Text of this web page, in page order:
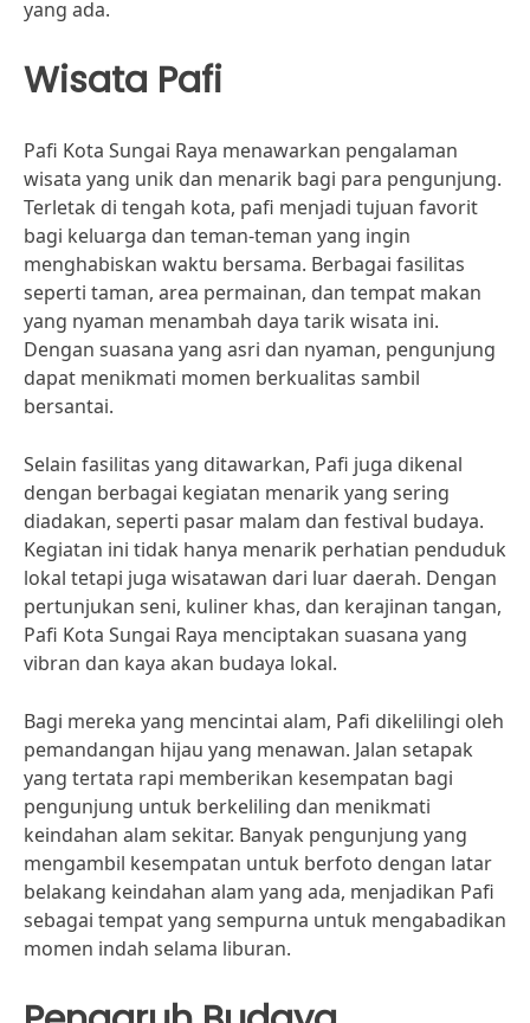
yang ada.
Wisata Pafi
Pafi Kota Sungai Raya menawarkan pengalaman
wisata yang unik dan menarik bagi para pengunjung.
Terletak di tengah kota, pafi menjadi tujuan favorit
bagi keluarga dan teman-teman yang ingin
menghabiskan waktu bersama. Berbagai fasilitas
seperti taman, area permainan, dan tempat makan
yang nyaman menambah daya tarik wisata ini.
Dengan suasana yang asri dan nyaman, pengunjung
dapat menikmati momen berkualitas sambil
bersantai.
Selain fasilitas yang ditawarkan, Pafi juga dikenal
dengan berbagai kegiatan menarik yang sering
diadakan, seperti pasar malam dan festival budaya.
Kegiatan ini tidak hanya menarik perhatian penduduk
lokal tetapi juga wisatawan dari luar daerah. Dengan
pertunjukan seni, kuliner khas, dan kerajinan tangan,
Pafi Kota Sungai Raya menciptakan suasana yang
vibran dan kaya akan budaya lokal.
Bagi mereka yang mencintai alam, Pafi dikelilingi oleh
pemandangan hijau yang menawan. Jalan setapak
yang tertata rapi memberikan kesempatan bagi
pengunjung untuk berkeliling dan menikmati
keindahan alam sekitar. Banyak pengunjung yang
mengambil kesempatan untuk berfoto dengan latar
belakang keindahan alam yang ada, menjadikan Pafi
sebagai tempat yang sempurna untuk mengabadikan
momen indah selama liburan.